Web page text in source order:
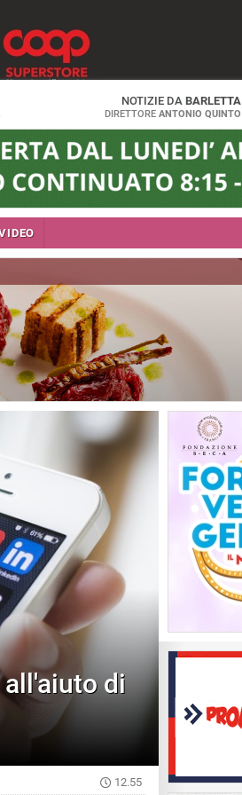
NOTIZIE DA BARLETTA
DIRETTORE ANTONIO QUINTO
di
12.55